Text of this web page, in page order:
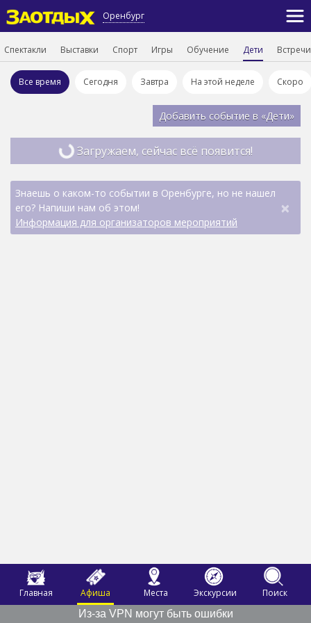
Оренбург
Главная Афиша Места Экскурсии
Поиск
Из-за VPN могут быть ошибки
Спектакли Выставки Спорт Игры Обучение Дети Встречи
Все время Сегодня Завтра На этой неделе Скоро
Добавить событие в «Дети»
Загружаем, сейчас всё появится!
Знаешь о каком-то событии в Оренбурге, но не нашел
его? Напиши нам об этом!
Информация для организаторов мероприятий
×